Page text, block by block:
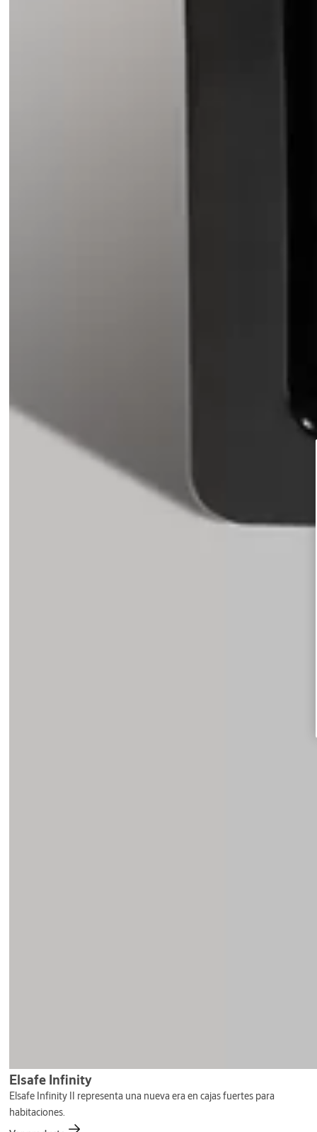
Elsafe Infinity
Elsafe Infinity II representa una nueva era en cajas fuertes para
habitaciones.